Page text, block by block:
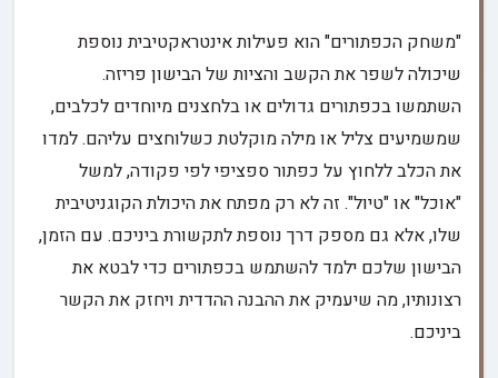
"משחק הכפתורים" הוא פעילות אינטראקטיבית נוספת
שיכולה לשפר את הקשב והציות של הבישון פריזה.
השתמשו בכפתורים גדולים או בלחצנים מיוחדים לכלבים,
שמשמיעים צליל או מילה מוקלטת כשלוחצים עליהם. למדו
את הכלב ללחוץ על כפתור ספציפי לפי פקודה, למשל
"אוכל" או "טיול". זה לא רק מפתח את היכולת הקוגניטיבית
שלו, אלא גם מספק דרך נוספת לתקשורת ביניכם. עם הזמן,
הבישון שלכם ילמד להשתמש בכפתורים כדי לבטא את
רצונותיו, מה שיעמיק את ההבנה ההדדית ויחזק את הקשר
ביניכם.